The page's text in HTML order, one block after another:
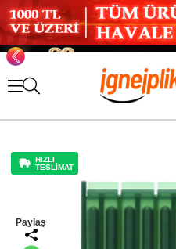
HIZLI
TESLİMAT
Paylaş